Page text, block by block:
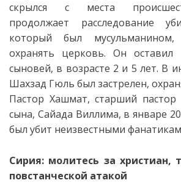
скрылся с места
продолжает расследование
который был мусульманином,
охранять церковь. Он оставил
сыновей, в возрасте 2 и 5 лет. В
Шахзад Гюль был застрелен,
Пастор Хашмат, старший пастор
сына, Сайада Виллима, в январе
был убит неизвестными
Сирия: молитесь за христиан,
повстанческой атакой